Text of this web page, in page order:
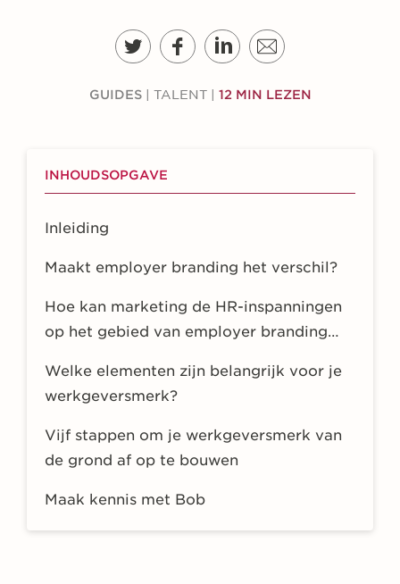
GUIDES| TALENT| 12 MIN LEZEN
INHOUDSOPGAVE
Inleiding
Maakt employer branding het verschil?
Hoe kan marketing de HR-inspanningen
op het gebied van employer branding
Welke elementen zijn belangrijk voor je
werkgeversmerk?
Vijf stappen om je werkgeversmerk van
de grond af op te bouwen
Maak kennis met Bob